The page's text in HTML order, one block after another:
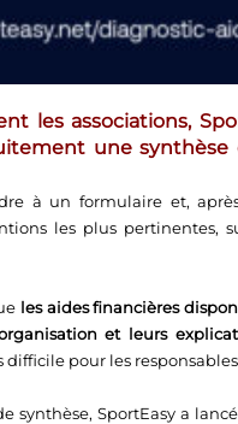
les associations,
une synthèse
à un formulaire et,
les plus pertinentes,
les aides financières
et leurs
pour les responsables
synthèse, SportEasy a